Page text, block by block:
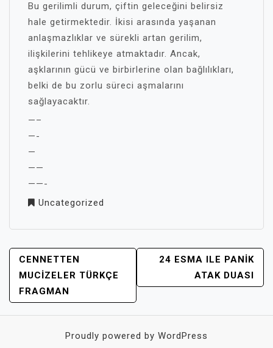
Bu gerilimli durum, çiftin geleceğini belirsiz
hale getirmektedir. İkisi arasında yaşanan
anlaşmazlıklar ve sürekli artan gerilim,
ilişkilerini tehlikeye atmaktadır. Ancak,
aşklarının gücü ve birbirlerine olan bağlılıkları,
belki de bu zorlu süreci aşmalarını
sağlayacaktır.
—–
—-
—
——
——-
Uncategorized
YAZI
GEZINMESI
CENNETTEN
MUCIZELER TÜRKÇE
FRAGMAN
24 ESMA ILE PANIK
ATAK DUASI
Proudly powered by WordPress